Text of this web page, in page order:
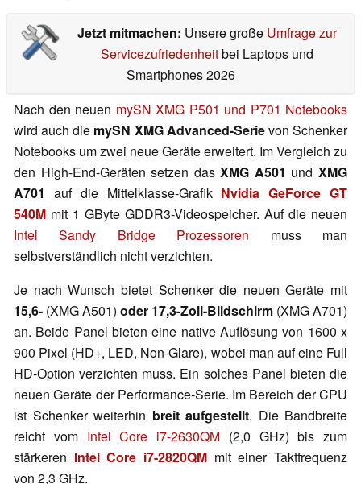
Jetzt mitmachen: Unsere große Umfrage zur
Servicezufriedenheitbei Laptops und
Smartphones 2026
Nach den neuen mySN XMG P501 und P701 Notebooks
wird auch die mySN XMG Advanced-Serievon Schenker
Notebooks um zwei neue Geräte erweitert. Im Vergleich zu
den High-End-Geräten setzen dasXMG A501 undXMG
A701
auf die Mittelklasse-Grafik Nvidia GeForce GT
540M mit 1 GByte GDDR3-Videospeicher. Auf die neuen
Intel Sandy Bridge Prozessoren muss man
selbstverständlich nicht verzichten.
Je nach Wunsch bietet Schenker die neuen Geräte mit
15,6- (XMG A501) oder 17,3-Zoll-Bildschirm (XMG A701)
an. Beide Panel bieten eine native Auflösung von 1600 x
900 Pixel (HD+, LED, Non-Glare), wobei man auf eine Full
HD-Option verzichten muss. Ein solches Panel bieten die
neuen Geräte der Performance-Serie. Im Bereich der CPU
ist Schenker weiterhin breit aufgestellt. Die Bandbreite
reicht vom Intel Core i7-2630QM (2,0 GHz) bis zum
stärkeren Intel Core i7-2820QM mit einer Taktfrequenz
von 2,3 GHz.